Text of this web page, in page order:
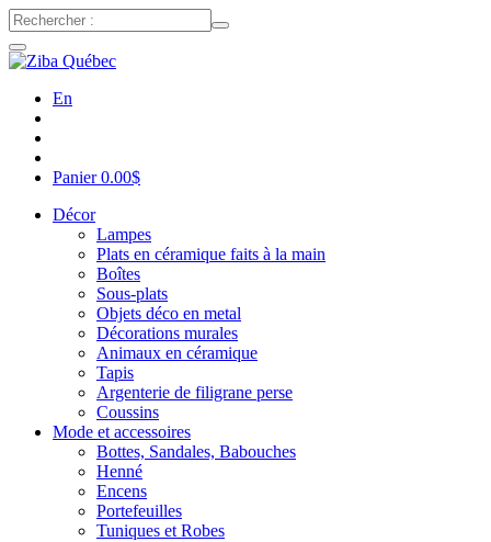
En
Panier0.00$
Décor
Lampes
Plats en céramique faits à la main
Boîtes
Sous-plats
Objets déco en metal
Décorations murales
Animaux en céramique
Tapis
Argenterie de filigrane perse
Coussins
Mode et accessoires
Bottes, Sandales, Babouches
Henné
Encens
Portefeuilles
Tuniques et Robes